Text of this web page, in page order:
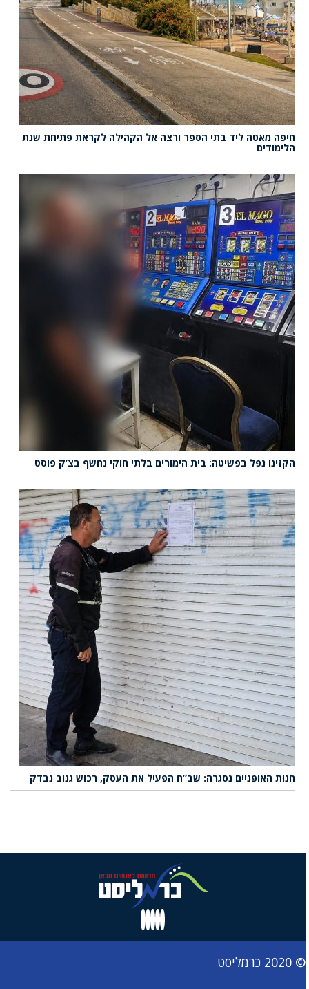
חיפה מאטה ליד בתי הספר ורצה אל הקהילה לקראת פתיחת שנת
הלימודים
הקזינו נפל בפשיטה: בית הימורים בלתי חוקי נחשף בצ’ק פוסט
חנות האופניים נסגרה: שב”ח הפעיל את העסק, רכוש גנוב נבדק
© 2020 כרמליסט